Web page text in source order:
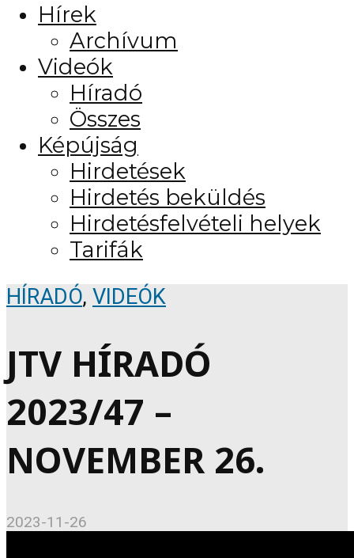
Hírek
Archívum
Videók
Híradó
Összes
Képújság
Hirdetések
Hirdetés beküldés
Hirdetésfelvételi helyek
Tarifák
HÍRADÓ, VIDEÓK
JTV HÍRADÓ
2023/47 –
NOVEMBER 26.
2023-11-26